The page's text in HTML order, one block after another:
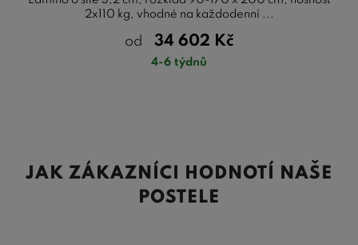
2x110 kg, vhodné na každodenní ...
od 34 602 Kč
4-6 týdnů
JAK ZÁKAZNÍCI HODNOTÍ NAŠE
POSTELE